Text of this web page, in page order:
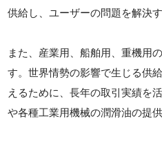
供給し、ユーザーの問題を解決
また、産業用、船舶用、重機用
す。世界情勢の影響で生じる供
えるために、長年の取引実績を
や各種工業用機械の潤滑油の提